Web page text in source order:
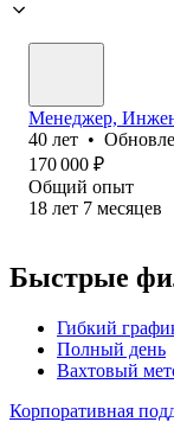
Менеджер,
40 лет •
170 000 ₽
Общий опыт
18 лет 7 месяцев
Быстрые
Гибкий
Полный день
Вахтовый
Корпоративная